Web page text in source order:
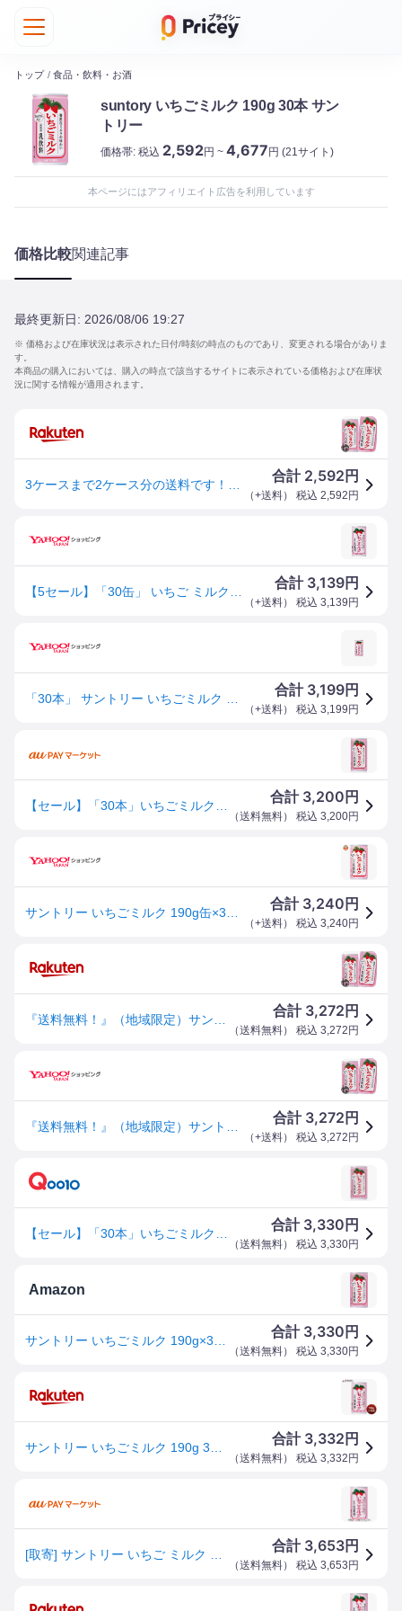
トップ / 食品・飲料・お酒
suntory いちごミルク 190g 30本 サン
トリー
価格帯: 税込 2,592円 ~ 4,677円 (21サイト)
本ページにはアフィリエイト広告を利用しています
価格比較関連記事
最終更新日: 2026/08/06 19:27
※ 価格および在庫状況は表示された日付/時刻の時点のものであり、変更される場合がありま
す。
本商品の購入においては、購入の時点で該当するサイトに表示されている価格および在庫状
況に関する情報が適用されます。
合計 2,592 円
（+送料） 税込 2,592 円
合計 3,139円
（+送料） 税込 3,139 円
合計 3,199円
（+送料） 税込 3,199 円
合計 3,200 円
（送料無料） 税込 3,200円
合計 3,240 円
（+送料） 税込 3,240円
合計 3,272 円
（送料無料） 税込 3,272 円
合計 3,272 円
（+送料） 税込 3,272 円
合計 3,330 円
（送料無料） 税込 3,330円
Amazon
合計 3,330 円
（送料無料） 税込 3,330円
合計 3,332 円
（送料無料） 税込 3,332 円
合計 3,653円
（送料無料） 税込 3,653 円